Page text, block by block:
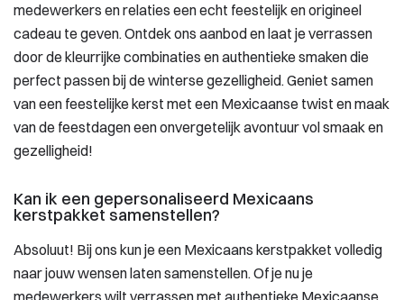
medewerkers en relaties een echt feestelijk en origineel
cadeau te geven. Ontdek ons aanbod en laat je verrassen
door de kleurrijke combinaties en authentieke smaken die
perfect passen bij de winterse gezelligheid. Geniet samen
van een feestelijke kerst met een Mexicaanse twist en maak
van de feestdagen een onvergetelijk avontuur vol smaak en
gezelligheid!
Kan ik een gepersonaliseerd Mexicaans
kerstpakket samenstellen?
Absoluut! Bij ons kun je een Mexicaans kerstpakket volledig
naar jouw wensen laten samenstellen. Of je nu je
medewerkers wilt verrassen met authentieke Mexicaanse